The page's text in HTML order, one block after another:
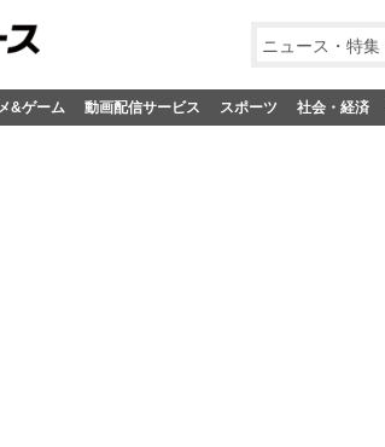
ニュース・特集
&ゲーム 動画配信サービス スポーツ 社会・経済